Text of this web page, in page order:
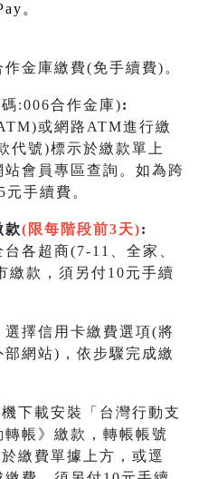
。
金庫繳費(免手續費)。
:006合作金庫):
或網路ATM進行繳
代號)標示於繳款單上
會員專區查詢。如為跨
手續費。
款(限每階段前3天):
各超商(7-11、全家、
繳款，須另付10元手續
選擇信用卡繳費選項(將
部網站)，依步驟完成繳
機下載安裝「台灣行動支
帳》繳款，轉帳帳號
繳費單據上方，或逕